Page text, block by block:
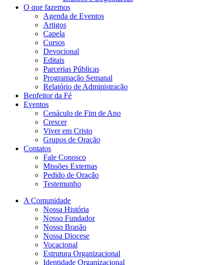
O que fazemos
Agenda de Eventos
Artigos
Capela
Cursos
Devocional
Editais
Parcerias Públicas
Programação Semanal
Relatório de Administração
Benfeitor da Fé
Eventos
Cenáculo de Fim de Ano
Crescer
Viver em Cristo
Grupos de Oração
Contatos
Fale Conosco
Missões Externas
Pedido de Oração
Testemunho
A Comunidade
Nossa História
Nosso Fundador
Nosso Brasão
Nossa Diocese
Vocacional
Estrutura Organizacional
Identidade Organizacional